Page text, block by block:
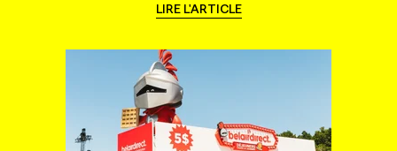
LIRE L'ARTICLE